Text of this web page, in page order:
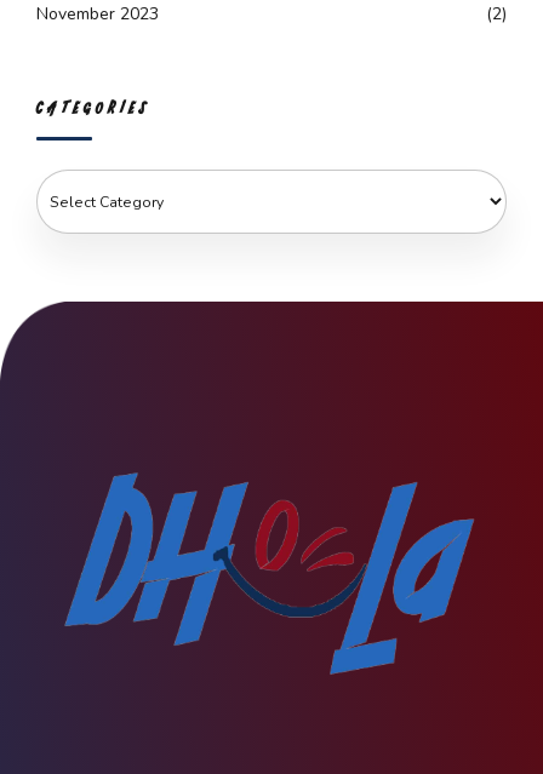
November 2023 (2)
CATEGORIES